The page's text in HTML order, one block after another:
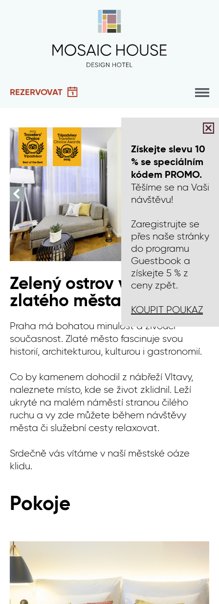
REZERVOVAT
Získejte slevu 10
% se speciálním
kódem PROMO.
Těšíme se na Vaši
návštěvu!
Zaregistrujte se
přes naše stránky
do programu
Guestbook a
získejte 5 % z
ceny zpět.
KOUPIT POUKAZ
Zelený ostrov v srdci
zlatého města
Praha má bohatou minulost a živoucí
současnost. Zlaté město fascinuje svou
historií, architekturou, kulturou i gastronomií.
Co by kamenem dohodil z nábřeží Vltavy,
naleznete místo, kde se život zklidnil. Leží
ukryté na malém náměstí stranou čilého
ruchu a vy zde můžete během návštěvy
města či služební cesty relaxovat.
Srdečně vás vítáme v naší městské oáze
klidu.
Pokoje